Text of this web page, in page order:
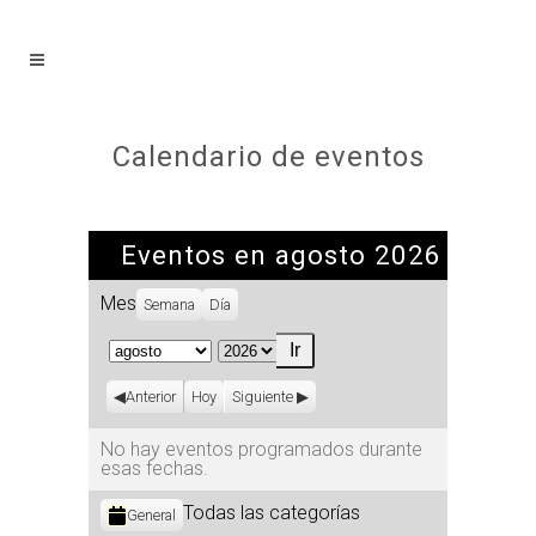
Calendario de eventos
Eventos en agosto 2026
Mes Semana Día
Mes
Año
Anterior Hoy Siguiente
No hay eventos programados durante
esas fechas.
Categorías
General Todas las categorías